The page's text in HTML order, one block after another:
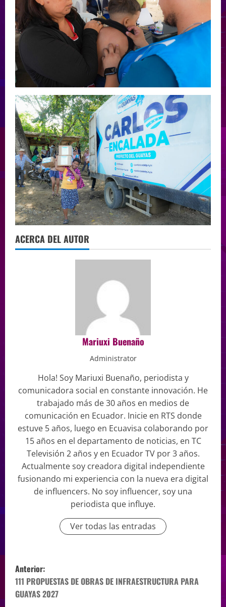
ACERCA DEL AUTOR
Mariuxi Buenaño
Administrator
Hola! Soy Mariuxi Buenaño, periodista y
comunicadora social en constante innovación. He
trabajado más de 30 años en medios de
comunicación en Ecuador. Inicie en RTS donde
estuve 5 años, luego en Ecuavisa colaborando por
15 años en el departamento de noticias, en TC
Televisión 2 años y en Ecuador TV por 3 años.
Actualmente soy creadora digital independiente
fusionando mi experiencia con la nueva era digital
de influencers. No soy influencer, soy una
periodista que influye.
Ver todas las entradas
Anterior:
111 PROPUESTAS DE OBRAS DE INFRAESTRUCTURA PARA
GUAYAS 2027